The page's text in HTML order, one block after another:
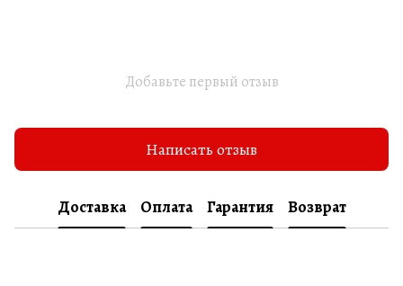
Добавьте первый отзыв
Написать отзыв
Доставка Оплата Гарантия Возврат